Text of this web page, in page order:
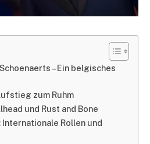
– Ein belgisches
zum Ruhm
und Rust and Bone
Rollen und